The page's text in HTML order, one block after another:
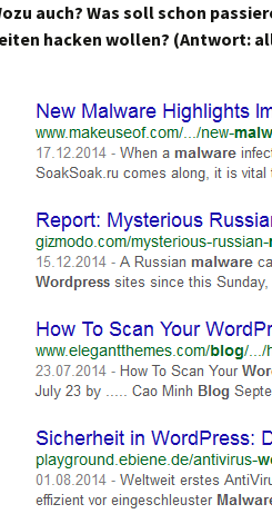
auch? Was soll schon
hacken wollen? (Antwort: